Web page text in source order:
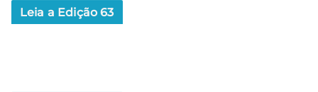
Leia a Edição 63